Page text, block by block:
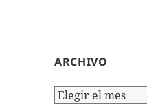
ARCHIVO
Archivo